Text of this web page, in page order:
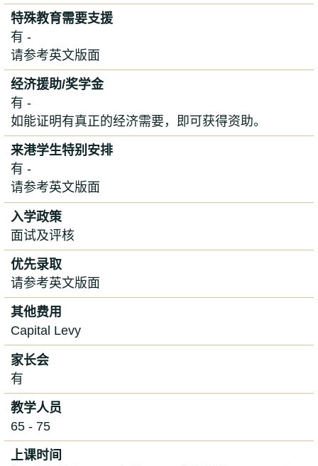
特殊教育需要支援
有 -
请参考英文版面
经济援助/奖学金
有 -
如能证明有真正的经济需要，即可获得资助。
来港学生特别安排
有 -
请参考英文版面
入学政策
面试及评核
优先录取
请参考英文版面
其他费用
Capital Levy
家长会
有
教学人员
65 - 75
上课时间